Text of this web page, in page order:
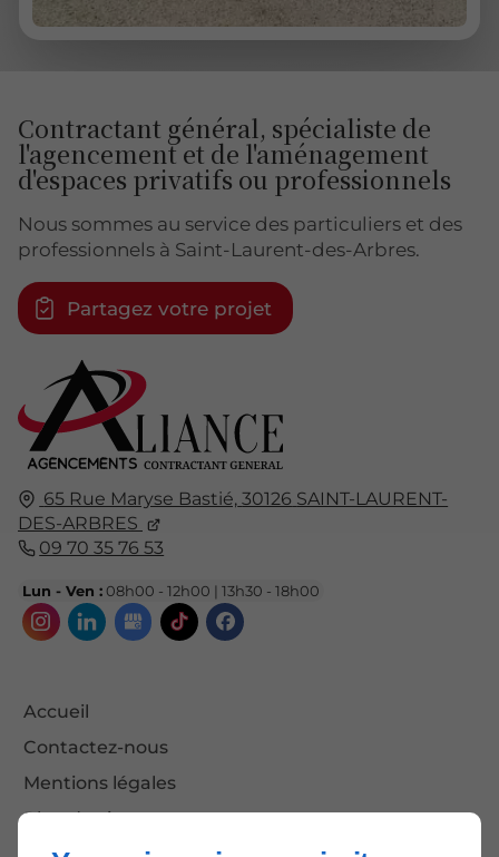
65 Rue Maryse Bastié, 30126 SAINT-LAURENT-
DES-ARBRES
09 70 35 76 53
Lun - Ven :08h00 - 12h00 | 13h30 - 18h00
Accueil
Contactez-nous
Mentions légales
Plan du site
Contractant général, spécialiste de
l'agencement et de l'aménagement
d'espaces privatifs ou professionnels
Nous sommes au service des particuliers et des
professionnels à Saint-Laurent-des-Arbres.
Partagez votre projet